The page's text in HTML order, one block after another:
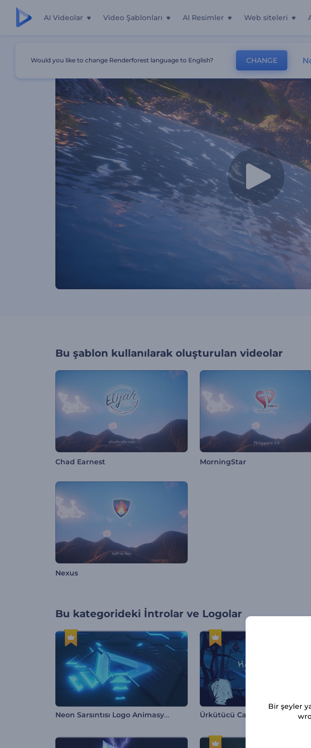
AI Videolar Video Şablonları AI Resimler Web siteleri
Bu şablon kullanılarak oluşturulan videolar
Chad Earnest MorningStar
Nexus
Bu kategorideki İntrolar ve Logolar
Neon Sarsıntısı Logo Animasyonu
Would you like to change Renderforest language to English? CHANGE
Bir şeyler